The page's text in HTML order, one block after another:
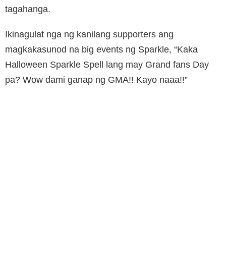
tagahanga.
Ikinagulat nga ng kanilang supporters ang
magkakasunod na big events ng Sparkle, “Kaka
Halloween Sparkle Spell lang may Grand fans Day
pa? Wow dami ganap ng GMA!! Kayo naaa!!”